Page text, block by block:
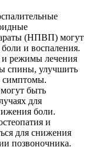
(НПВП) могут
и воспаления.
режимы лечения
спины, улучшить
симптомы.
быть
для
боли.
и
для снижения
позвоночника.